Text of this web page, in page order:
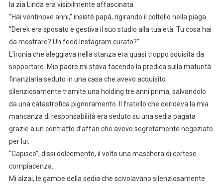
la zia Linda era visibilmente affascinata.
“Hai ventinove anni,” insisté papà, rigirando il coltello nella piaga.
“Derek era sposato e gestiva il suo studio alla tua età. Tu cosa hai
da mostrare? Un feed Instagram curato?”
L’ironia che aleggiava nella stanza era quasi troppo squisita da
sopportare. Mio padre mi stava facendo la predica sulla maturità
finanziaria seduto in una casa che avevo acquisito
silenziosamente tramite una holding tre anni prima, salvandolo
da una catastrofica pignoramento. Il fratello che derideva la mia
mancanza di responsabilità era seduto su una sedia pagata
grazie a un contratto d’affari che avevo segretamente negoziato
per lui.
“Capisco”, dissi dolcemente, il volto una maschera di cortese
compiacenza.
Mi alzai, le gambe della sedia che scivolavano silenziosamente